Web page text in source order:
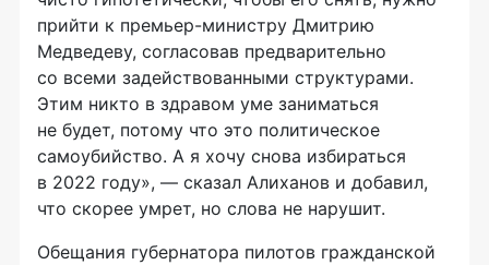
прийти к премьер-министру Дмитрию
Медведеву, согласовав предварительно
со всеми задействованными структурами.
Этим никто в здравом уме заниматься
не будет, потому что это политическое
самоубийство. А я хочу снова избираться
в 2022 году», — сказал Алиханов и добавил,
что скорее умрет, но слова не нарушит.
Обещания губернатора пилотов гражданской